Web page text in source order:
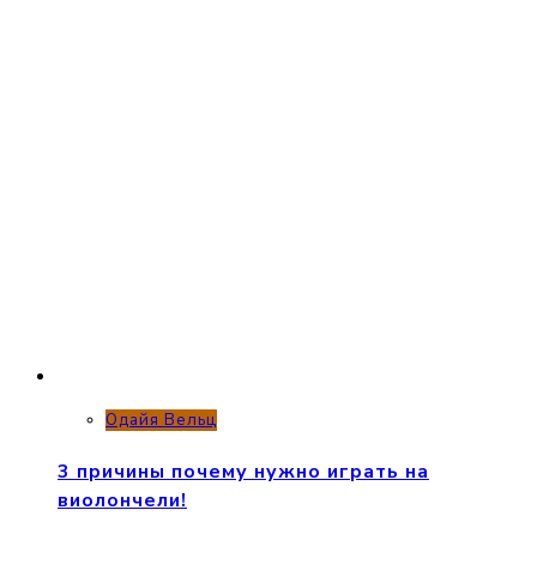
Одайя Вельц
3 причины почему нужно играть на
виолончели!